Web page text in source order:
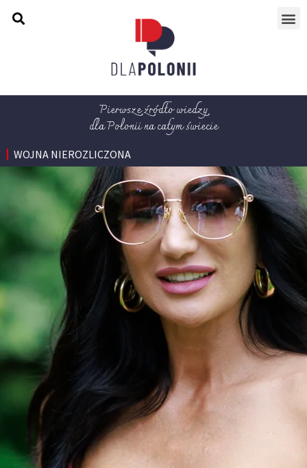
Pierwsze źródło wiedzy
dla Polonii na całym świecie
WOJNA NIEROZLICZONA